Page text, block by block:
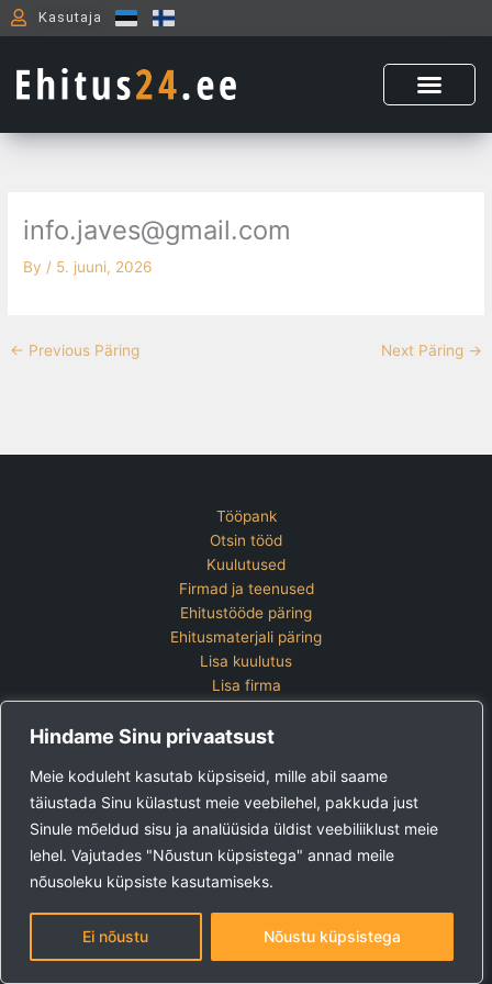
Hindame Sinu privaatsust
Meie koduleht kasutab küpsiseid, mille abil saame
täiustada Sinu külastust meie veebilehel, pakkuda just
Sinule mõeldud sisu ja analüüsida üldist veebiliiklust meie
lehel. Vajutades "Nõustun küpsistega" annad meile
nõusoleku küpsiste kasutamiseks.
Ei nõustu Nõustu küpsistega
Skip
to
Kasutaja
info.javes@gmail.com
By / 5. juuni, 2026
← Previous Päring Next Päring →
Tööpank
Otsin tööd
Kuulutused
Firmad ja teenused
Ehitustööde päring
Ehitusmaterjali päring
Lisa kuulutus
Lisa firma
Kontakt
Lisa kuulutus
Vaata ettevõtete pakette
Ehitus24 OÜ
Tel:+372 5123 867 (E-R 9-15)
E-post: kuulutused@ehitus24.ee
Copyright © 2026 Ehitus24